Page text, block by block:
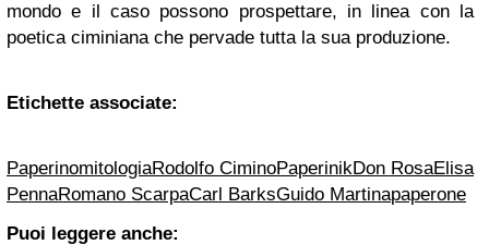
mondo e il caso possono prospettare, in linea con la
poetica ciminiana che pervade tutta la sua produzione.
Etichette associate:
PaperinomitologiaRodolfo CiminoPaperinikDon RosaElisa
PennaRomano ScarpaCarl BarksGuido Martinapaperone
Puoi leggere anche: